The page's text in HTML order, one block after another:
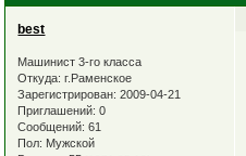
best
Машинист 3-го класса
Откуда: г.Раменское
Зарегистрирован: 2009-04-21
Приглашений: 0
Сообщений: 61
Пол: Мужской